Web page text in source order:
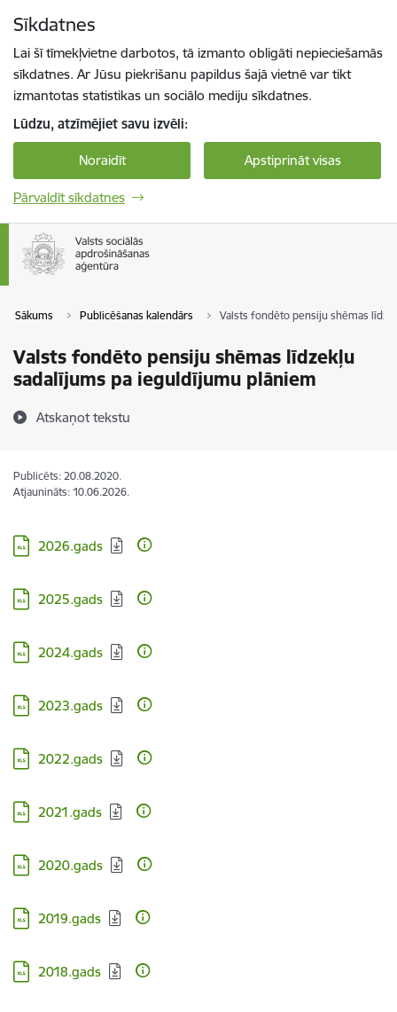
Sīkdatnes
Lai šī tīmekļvietne darbotos, tā izmanto obligāti nepieciešamās
sīkdatnes. Ar Jūsu piekrišanu papildus šajā vietnē var tikt
izmantotas statistikas un sociālo mediju sīkdatnes.
Lūdzu, atzīmējiet savu izvēli:
Noraidīt Apstiprināt visas
Pārvaldīt sīkdatnes
Sākums Publicēšanas kalendārs Valsts fondēto pensiju shēmas
Valsts fondēto pensiju shēmas līdzekļu
sadalījums pa ieguldījumu plāniem
Atskaņot tekstu
Publicēts: 20.08.2020.
Atjaunināts: 10.06.2026.
Lejupielādēt:
2026.gads
Lejupielādēt:
2025.gads
Lejupielādēt:
2024.gads
Lejupielādēt:
2023.gads
Lejupielādēt:
2022.gads
Lejupielādēt:
2021.gads
Lejupielādēt:
2020.gads
Lejupielādēt:
2019.gads
Lejupielādēt:
2018.gads